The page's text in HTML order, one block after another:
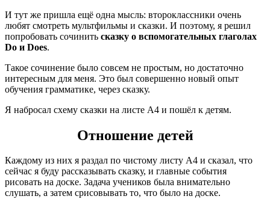
И тут же пришла ещё одна мысль: второклассники очень
любят смотреть мультфильмы и сказки. И поэтому, я решил
попробовать сочинить сказку о вспомогательных глаголах
Do и Does.
Такое сочинение было совсем не простым, но достаточно
интересным для меня. Это был совершенно новый опыт
обучения грамматике, через сказку.
Я набросал схему сказки на листе А4 и пошёл к детям.
Отношение детей
Каждому из них я раздал по чистому листу А4 и сказал, что
сейчас я буду рассказывать сказку, и главные события
рисовать на доске. Задача учеников была внимательно
слушать, а затем срисовывать то, что было на доске.